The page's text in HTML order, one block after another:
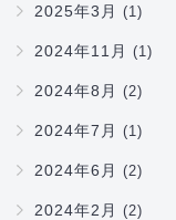
2025年3月 (1)
2024年11月 (1)
2024年8月 (2)
2024年7月 (1)
2024年6月 (2)
2024年2月 (2)